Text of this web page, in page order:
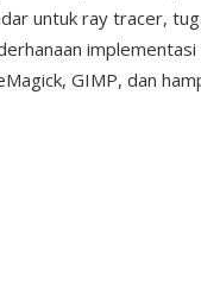
untuk ray tracer,
GIMP, dan